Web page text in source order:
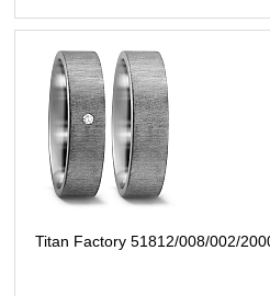
Titan Factory 51812/008/002/